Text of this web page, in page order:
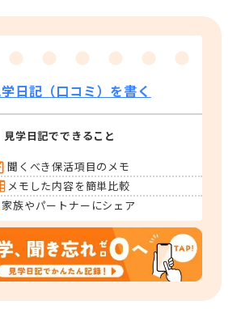
日記（口コミ）を書く
見学日記でできること
聞くべき保活項目のメモ
メモした内容を簡単比較
家族やパートナーにシェア